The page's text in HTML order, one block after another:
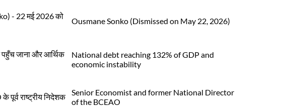
- 22 मई 2026 को
Ousmane Sonko (Dismissed on May 22, 2026)
जाना और आर्थिक
National debt reaching 132% of GDP and
economic instability
पूर्व राष्ट्रीय निदेशक
Senior Economist and former National Director
of the BCEAO